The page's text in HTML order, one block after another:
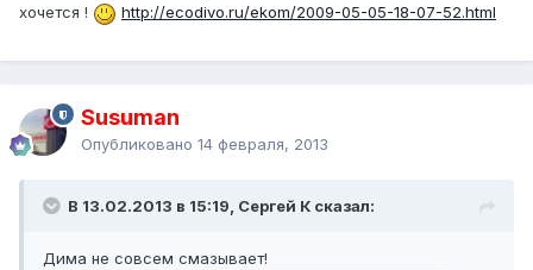
хочется !
http://ecodivo.ru/ekom/2009-05-05-18-07-52.html
Susuman
Опубликовано 14 февраля, 2013
В 13.02.2013 в 15:19, Сергей К сказал:
Дима не совсем смазывает!